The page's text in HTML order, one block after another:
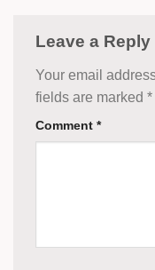
Leave a Reply
Your email
fields are marked *
Comment *